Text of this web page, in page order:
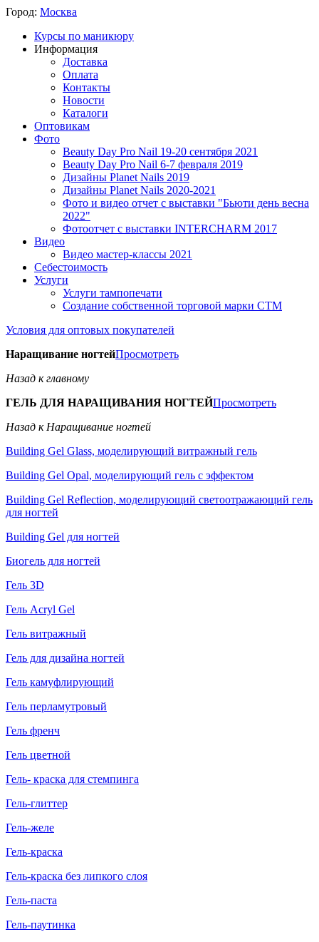
Город: Москва
Курсы по маникюру
Информация
Доставка
Оплата
Контакты
Новости
Каталоги
Оптовикам
Фото
Beauty Day Pro Nail 19-20 сентября 2021
Beauty Day Pro Nail 6-7 февраля 2019
Дизайны Planet Nails 2019
Дизайны Planet Nails 2020-2021
Фото и видео отчет с выставки "Бьюти день весна
2022"
Фотоотчет с выставки INTERCHARM 2017
Видео
Видео мастер-классы 2021
Себестоимость
Услуги
Услуги тампопечати
Создание собственной торговой марки СТМ
Условия для оптовых покупателей
Наращивание ногтейПросмотреть
Назад к главному
ГЕЛЬ ДЛЯ НАРАЩИВАНИЯ НОГТЕЙПросмотреть
Назад к Наращивание ногтей
Building Gel Glass, моделирующий витражный гель
Building Gel Opal, моделирующий гель с эффектом
Building Gel Reflection, моделирующий светоотражающий гель
для ногтей
Building Gel для ногтей
Биогель для ногтей
Гель 3D
Гель Acryl Gel
Гель витражный
Гель для дизайна ногтей
Гель камуфлирующий
Гель перламутровый
Гель френч
Гель цветной
Гель- краска для стемпинга
Гель-глиттер
Гель-желе
Гель-краска
Гель-краска без липкого слоя
Гель-паста
Гель-паутинка